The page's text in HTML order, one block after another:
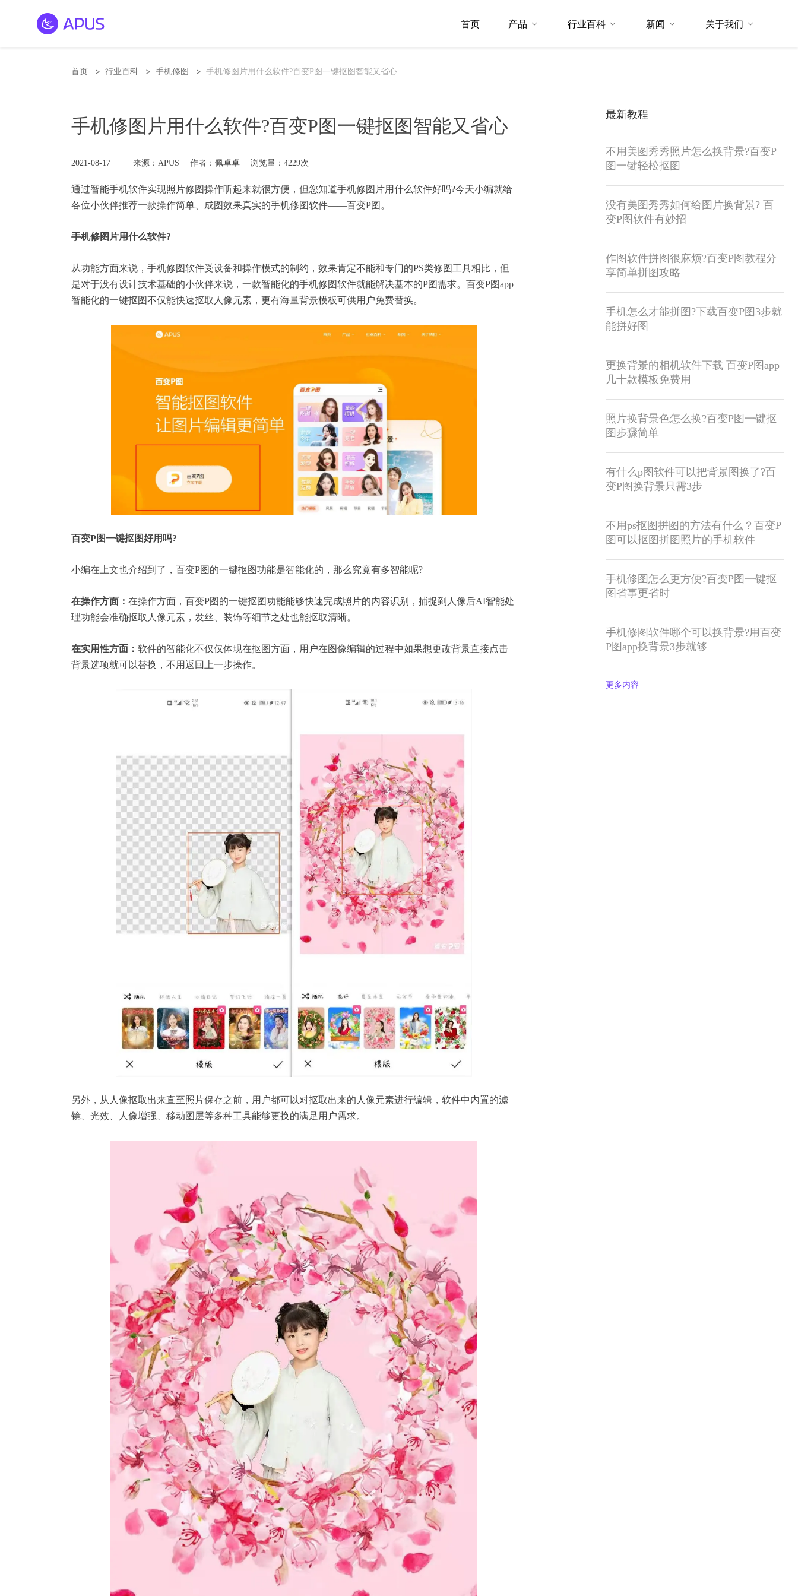
首页 产品 行业百科 新闻 关于我们
首页 > 行业百科 > 手机修图 > 手机修图片用什么软件?百变P图一键抠图智能又省心
手机修图片用什么软件?百变P图一键抠图智能又省心
2021-08-17 来源：APUS 作者：佩卓卓 浏览量：4229次
通过智能手机软件实现照片修图操作听起来就很方便，但您知道手机修图片用什么软件好吗?今天小编就给
各位小伙伴推荐一款操作简单、成图效果真实的手机修图软件——百变P图 。
手机修图片用什么软件?
从功能方面来说，手机修图软件受设备和操作模式的制约，效果肯定不能和专门的PS类修图工具相比，但
是对于没有设计技术基础的小伙伴来说，一款智能化的手机修图软件就能解决基本的P图需求。 百变P图app
智能化的一键抠图不仅能快速抠取人像元素，更有海量背景模板可供用户免费替换。
百变P图一键抠图好用吗?
小编在上文也介绍到了，百变P图的一键抠图功能是智能化的，那么究竟有多智能呢?
在操作方面： 在操作方面，百变P图的一键抠图功能能够快速完成照片的内容识别，捕捉到人像后AI智能处
理功能会准确抠取人像元素，发丝、装饰等细节之处也能抠取清晰。
在实用性方面： 软件的智能化不仅仅体现在抠图方面，用户在图像编辑的过程中如果想更改背景直接点击
背景选项就可以替换，不用返回上一步操作。
另外，从人像抠取出来直至照片保存之前，用户都可以对抠取出来的人像元素进行编辑，软件中内置的滤
镜、光效、人像增强、移动图层等多种工具能够更换的满足用户需求。
最新教程
不用美图秀秀照片怎么换背景?百变P
图一键轻松抠图
没有美图秀秀如何给图片换背景? 百
变P图软件有妙招
作图软件拼图很麻烦?百变P图教程分
享简单拼图攻略
手机怎么才能拼图?下载百变P图3步就
能拼好图
更换背景的相机软件下载 百变P图app
几十款模板免费用
照片换背景色怎么换?百变P图一键抠
图步骤简单
有什么p图软件可以把背景图换了?百
变P图换背景只需3步
不用ps抠图拼图的方法有什么？百变P
图可以抠图拼图照片的手机软件
手机修图怎么更方便?百变P图一键抠
图省事更省时
手机修图软件哪个可以换背景?用百变
P图app换背景3步就够
更多内容